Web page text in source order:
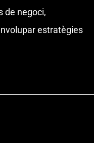
de negoci,
estratègies